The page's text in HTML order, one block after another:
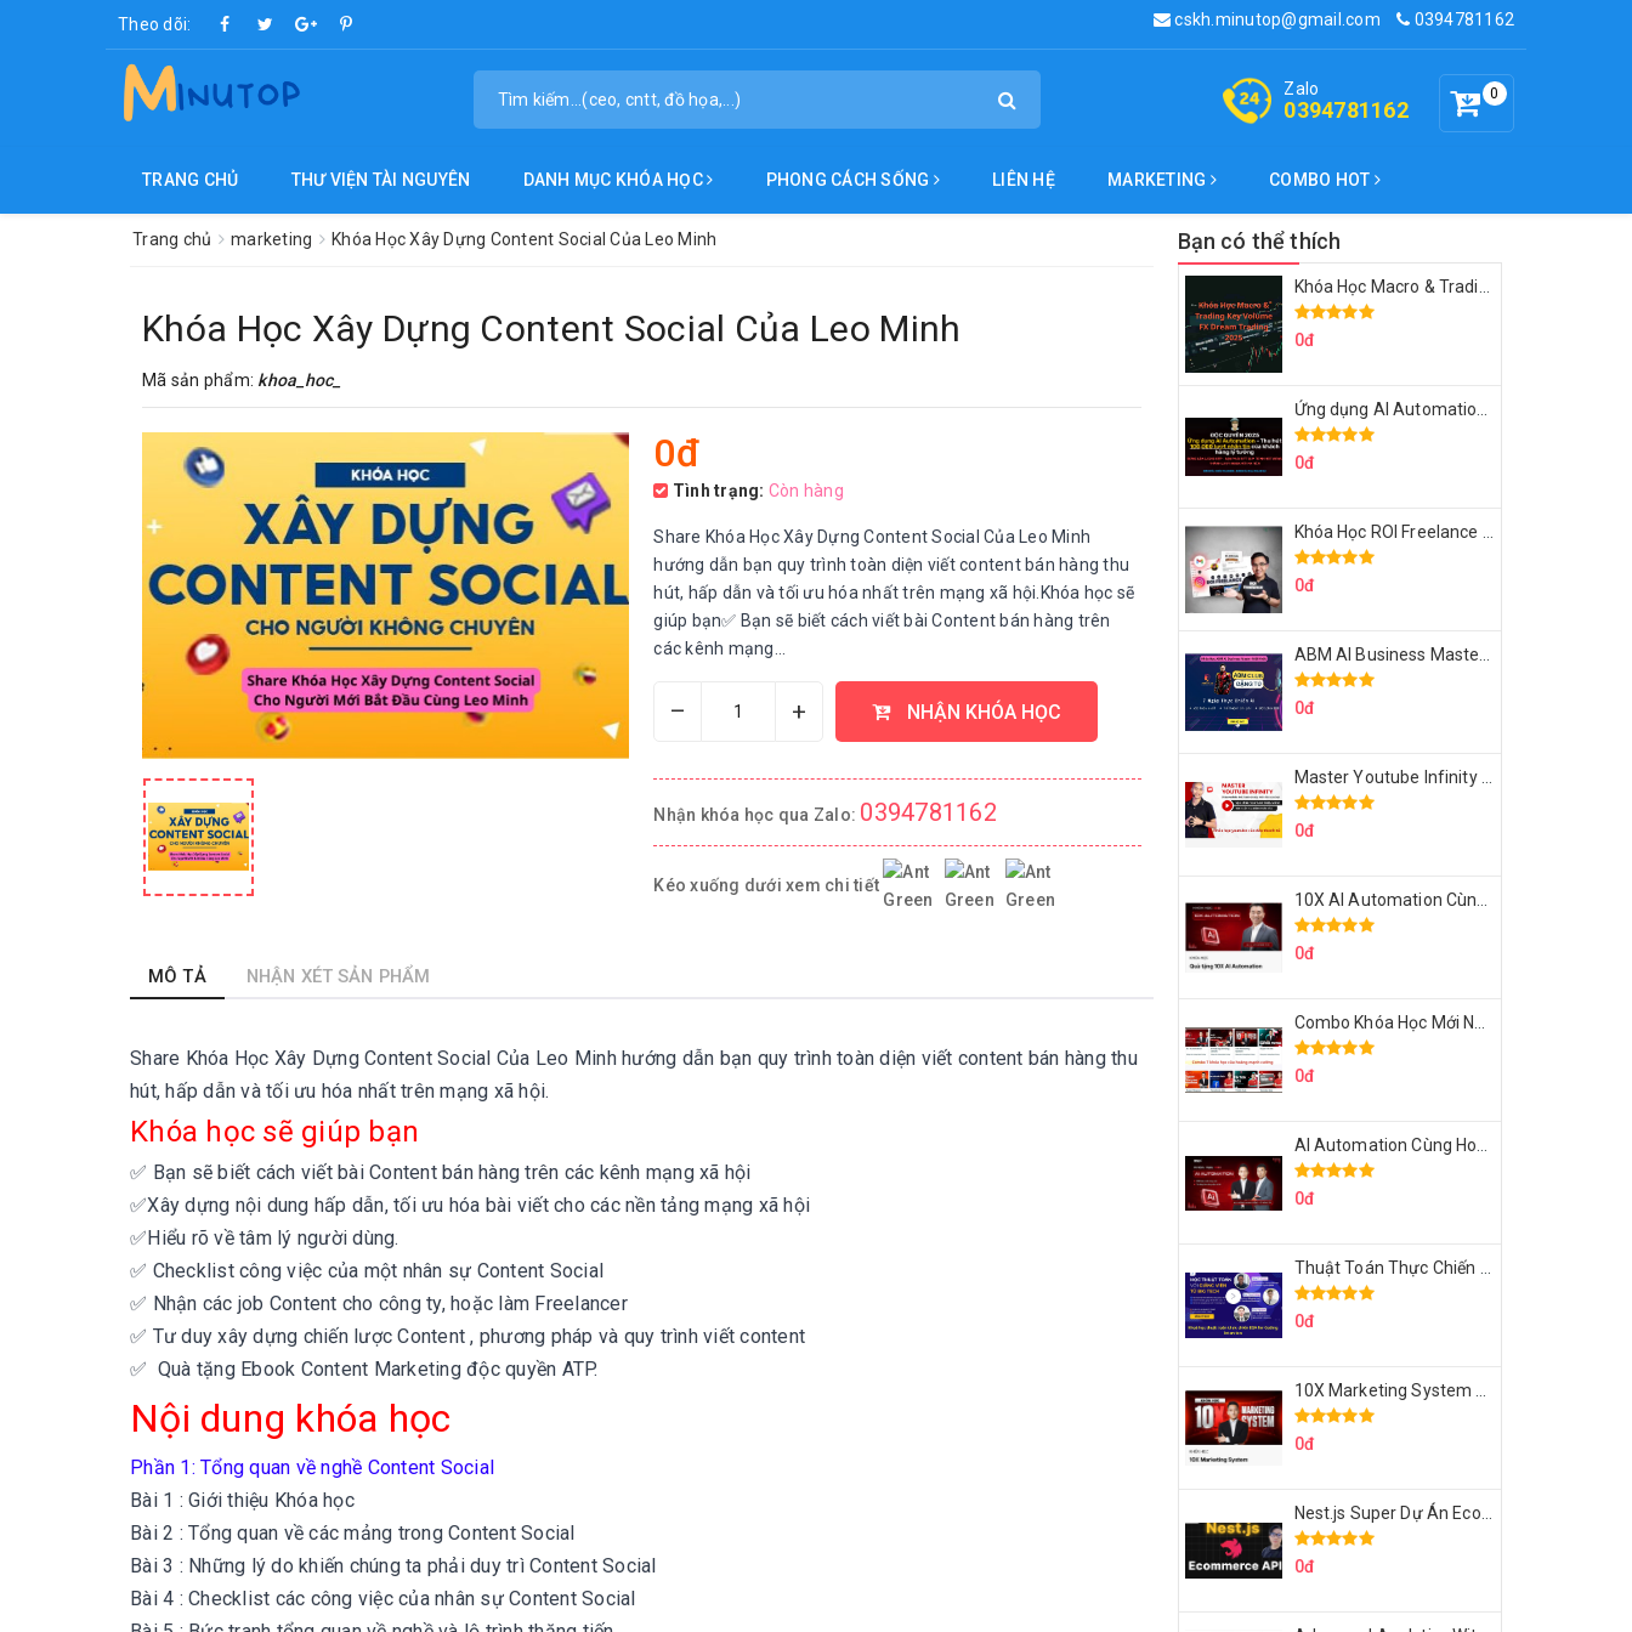
Theo dõi: cskh.minutop@gmail.com 0394781162
0
Zalo
0394781162
TRANG CHỦ THƯ VIỆN TÀI NGUYÊN DANH MỤC KHÓA HỌC PHONG CÁCH SỐNG LIÊN HỆ MARKETING COMBO HOT
Trang chủ marketing Khóa Học Xây Dựng Content Social Của Leo Minh
Khóa Học Xây Dựng Content Social Của Leo Minh
Mã sản phẩm: khoa_hoc_
0đ
Tình trạng: Còn hàng
Share Khóa Học Xây Dựng Content Social Của Leo Minh
hướng dẫn bạn quy trình toàn diện viết content bán hàng thu
hút, hấp dẫn và tối ưu hóa nhất trên mạng xã hội.Khóa học sẽ
giúp bạn✅ Bạn sẽ biết cách viết bài Content bán hàng trên
các kênh mạng...
– + NHẬN KHÓA HỌC
Nhận khóa học qua Zalo: 0394781162
Kéo xuống dưới xem chi tiết
MÔ TẢ NHẬN XÉT SẢN PHẨM
Share Khóa Học Xây Dựng Content Social Của Leo Minh hướng dẫn bạn quy trình toàn diện viết content bán hàng thu
hút, hấp dẫn và tối ưu hóa nhất trên mạng xã hội.
Khóa học sẽ giúp bạn
✅ Bạn sẽ biết cách viết bài Content bán hàng trên các kênh mạng xã hội
✅Xây dựng nội dung hấp dẫn, tối ưu hóa bài viết cho các nền tảng mạng xã hội
✅Hiểu rõ về tâm lý người dùng.
✅ Checklist công việc của một nhân sự Content Social
✅ Nhận các job Content cho công ty, hoặc làm Freelancer
✅ Tư duy xây dựng chiến lược Content , phương pháp và quy trình viết content
✅ Quà tặng Ebook Content Marketing độc quyền ATP.
Nội dung khóa học
Phần 1: Tổng quan về nghề Content Social
Bài 1 : Giới thiệu Khóa học
Bài 2 : Tổng quan về các mảng trong Content Social
Bài 3 : Những lý do khiến chúng ta phải duy trì Content Social
Bài 4 : Checklist các công việc của nhân sự Content Social
Bạn có thể thích
0đ
0đ
0đ
0đ
0đ
0đ
0đ
0đ
0đ
0đ
0đ